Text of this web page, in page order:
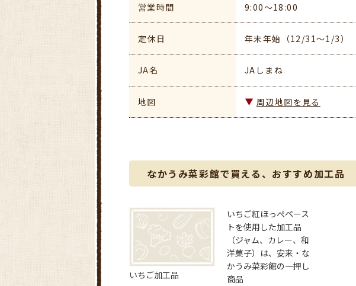
営業時間 9:00～18:00
定休日 年末年始（12/31～1/3）
JA名 JAしまね
地図 周辺地図を見る
なかうみ菜彩館で買える、おすすめ加工品
いちご加工品
いちご紅ほっぺペース
トを使用した加工品
（ジャム、カレー、和
洋菓子）は、安来・な
かうみ菜彩館の一押し
商品